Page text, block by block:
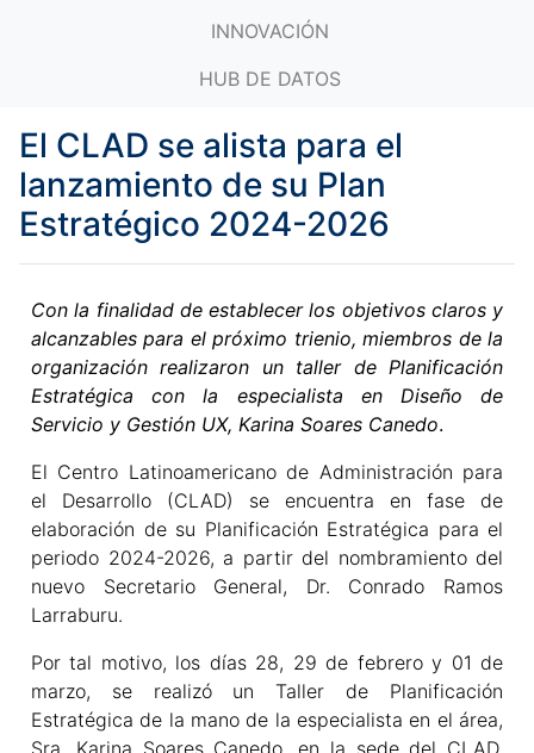
INNOVACIÓN
HUB DE DATOS
El CLAD se alista para el
lanzamiento de su Plan
Estratégico 2024-2026
Con la finalidad de establecer los objetivos claros y
alcanzables para el próximo trienio, miembros de la
organización realizaron un taller de Planificación
Estratégica con la especialista en Diseño de
Servicio y Gestión UX, Karina Soares Canedo.
El Centro Latinoamericano de Administración para
el Desarrollo (CLAD) se encuentra en fase de
elaboración de su Planificación Estratégica para el
periodo 2024-2026, a partir del nombramiento del
nuevo Secretario General, Dr. Conrado Ramos
Larraburu.
Por tal motivo, los días 28, 29 de febrero y 01 de
marzo, se realizó un Taller de Planificación
Estratégica de la mano de la especialista en el área,